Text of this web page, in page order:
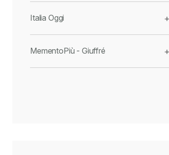
Italia Oggi +
MementoPiù - Giuffré +